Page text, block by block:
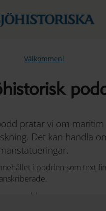
Välkommen!
pratar vi om
Det kan handla
i podden som text
av podden